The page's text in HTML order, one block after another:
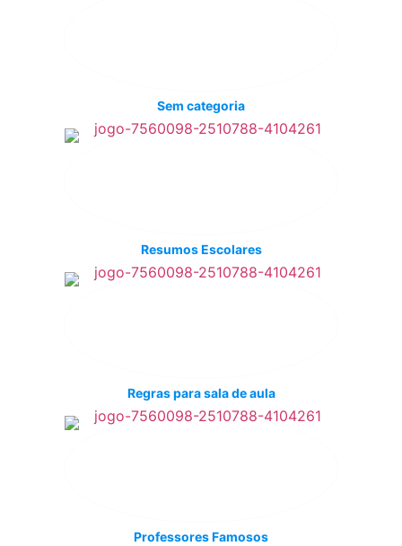
Sem categoria
Resumos Escolares
Regras para sala de aula
Professores Famosos